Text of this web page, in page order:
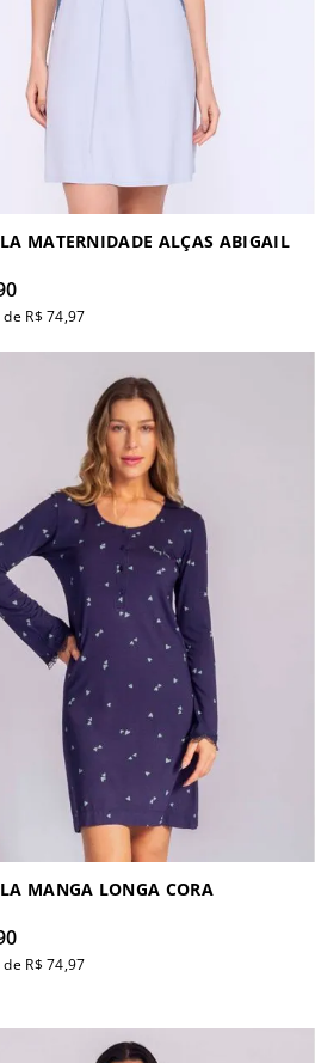
MATERNIDADE ALÇAS ABIGAIL
de R$ 74,97
MANGA LONGA CORA
de R$ 74,97